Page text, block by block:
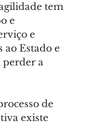
tem
e
e
Estado e
perder a
de
existe